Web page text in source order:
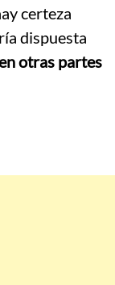
certeza
dispuesta
otras partes